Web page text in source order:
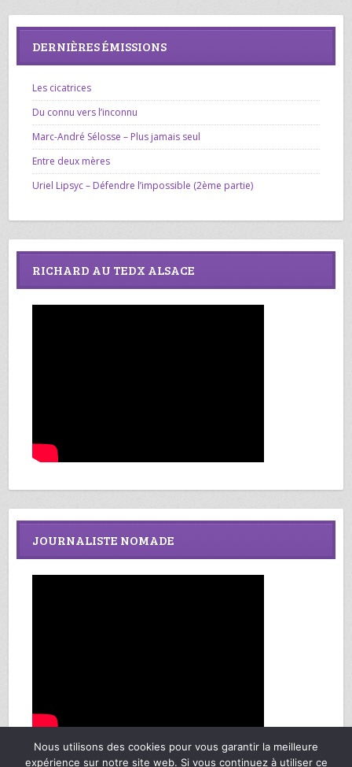
DERNIÈRES ÉMISSIONS
Les cicatrices
Du connu vers l’inconnu
Marc-André Sélosse – Plus jamais seul
Entre deux mères
Uriel Lipsyc – Défendre l’impossible (2ème partie)
RICHARD AU TEDX ALSACE
JOURNALISTE NOMADE
Nous utilisons des cookies pour vous garantir la meilleure
expérience sur notre site web. Si vous continuez à utiliser ce